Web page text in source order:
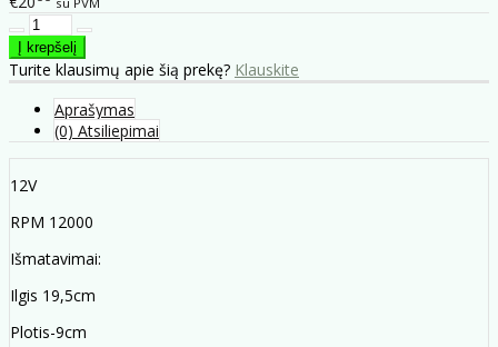
Turite klausimų apie šią prekę? Klauskite
Aprašymas
(0) Atsiliepimai
12V
RPM 12000
Išmatavimai:
Ilgis 19,5cm
Plotis-9cm